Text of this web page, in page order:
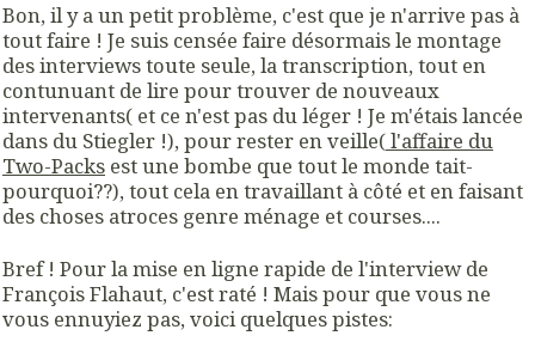
Bon, il y a un petit problème, c'est que je n'arrive pas à
tout faire ! Je suis censée faire désormais le montage
des interviews toute seule, la transcription, tout en
contunuant de lire pour trouver de nouveaux
intervenants( et ce n'est pas du léger ! Je m'étais lancée
dans du Stiegler !), pour rester en veille(l'affaire du
Two-Packs est une bombe que tout le monde tait-
pourquoi??), tout cela en travaillant à côté et en faisant
des choses atroces genre ménage et courses....
Bref ! Pour la mise en ligne rapide de l'interview de
François Flahaut, c'est raté ! Mais pour que vous ne
vous ennuyiez pas, voici quelques pistes: